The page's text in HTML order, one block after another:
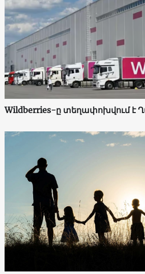
Wildberries-ը տեղափոխվում է